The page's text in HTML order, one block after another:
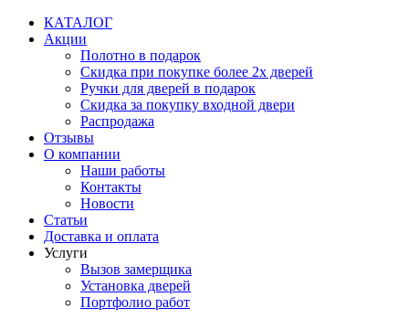
Перейти
содержимому
КАТАЛОГ
Акции
Полотно в подарок
Скидка при покупке более 2х дверей
Ручки для дверей в подарок
Скидка за покупку входной двери
Распродажа
Отзывы
О компании
Наши работы
Контакты
Новости
Статьи
Доставка и оплата
Услуги
Вызов замерщика
Установка дверей
Портфолио работ